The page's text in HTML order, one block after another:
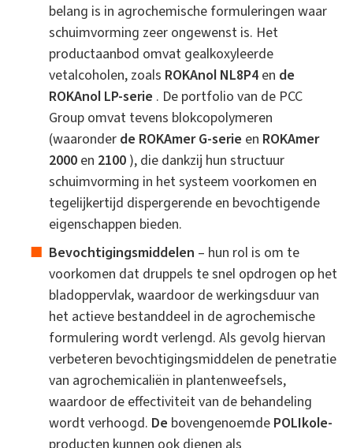
belang is in agrochemische formuleringen waar
schuimvorming zeer ongewenst is. Het
productaanbod omvat gealkoxyleerde
vetalcoholen, zoals ROKAnol NL8P4en de
ROKAnol LP-serie . De portfolio van de PCC
Group omvat tevens blokcopolymeren
(waaronder de ROKAmer G-serie en ROKAmer
2000en 2100), die dankzij hun structuur
schuimvorming in het systeem voorkomen en
tegelijkertijd dispergerende en bevochtigende
eigenschappen bieden.
Bevochtigingsmiddelen – hun rol is om te
voorkomen dat druppels te snel opdrogen op het
bladoppervlak, waardoor de werkingsduur van
het actieve bestanddeel in de agrochemische
formulering wordt verlengd. Als gevolg hiervan
verbeteren bevochtigingsmiddelen de penetratie
van agrochemicaliën in plantenweefsels,
waardoor de effectiviteit van de behandeling
wordt verhoogd. De bovengenoemde POLIkole-
producten kunnen ook dienen als